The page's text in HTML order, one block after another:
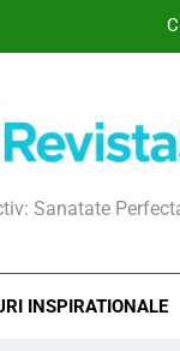
Sanatate
INSPIRATIONALE